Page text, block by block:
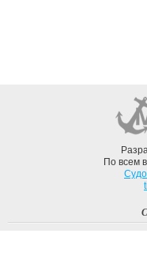
По всем